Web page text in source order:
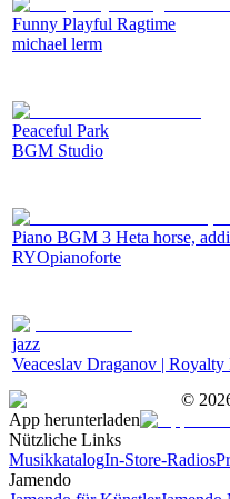
Funny Playful Ragtime
michael lerm
Peaceful Park
BGM Studio
Piano BGM 3 Heta horse,
RYOpianoforte
jazz
Veaceslav Draganov |
©
App herunterladen
Nützliche Links
MusikkatalogIn-Store-Radios
Jamendo